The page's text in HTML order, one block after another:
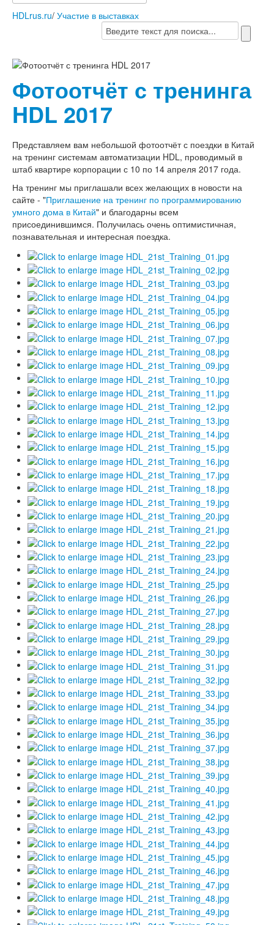
HDLrus.ru/ Участие в выставках
Фотоотчёт с тренинга
HDL 2017
Представляем вам небольшой фотоотчёт с поездки в Китай
на тренинг системам автоматизации HDL, проводимый в
штаб квартире корпорации с 10 по 14 апреля 2017 года.
На тренинг мы приглашали всех желающих в новости на
сайте - "Приглашение на тренинг по программированию
умного дома в Китай" и благодарны всем
присоединившимся. Получилась очень оптимистичная,
познавательная и интересная поездка.